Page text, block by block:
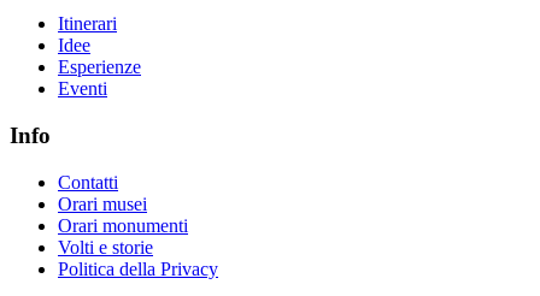
Itinerari
Idee
Esperienze
Eventi
Info
Contatti
Orari musei
Orari monumenti
Volti e storie
Politica della Privacy